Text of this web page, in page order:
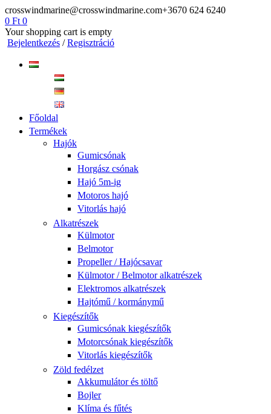
crosswindmarine@crosswindmarine.com+3670 624 6240
0 Ft 0
Your shopping cart is empty
Bejelentkezés /Regisztráció
Főoldal
Termékek
Hajók
Gumicsónak
Horgász csónak
Hajó 5m-ig
Motoros hajó
Vitorlás hajó
Alkatrészek
Külmotor
Belmotor
Propeller / Hajócsavar
Külmotor / Belmotor alkatrészek
Elektromos alkatrészek
Hajtómű / kormánymű
Kiegészítők
Gumicsónak kiegészítők
Motorcsónak kiegészítők
Vitorlás kiegészítők
Zöld fedélzet
Akkumulátor és töltő
Bojler
Klíma és fűtés